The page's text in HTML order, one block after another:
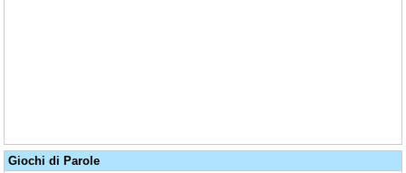
Giochi di Parole